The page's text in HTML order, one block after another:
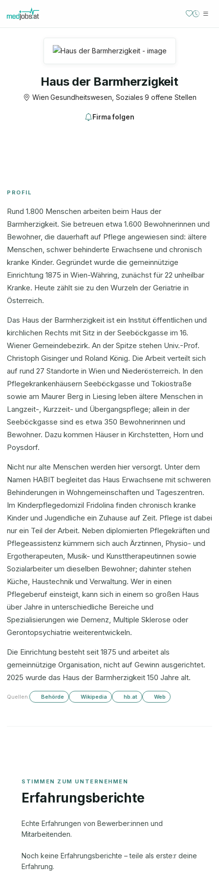
Haus der Barmherzigkeit
Wien·Gesundheitswesen, Soziales·9 offene Stellen
Firma folgen
PROFIL
Rund 1.800 Menschen arbeiten beim Haus der
Barmherzigkeit. Sie betreuen etwa 1.600 Bewohnerinnen und
Bewohner, die dauerhaft auf Pflege angewiesen sind: ältere
Menschen, schwer behinderte Erwachsene und chronisch
kranke Kinder. Gegründet wurde die gemeinnützige
Einrichtung 1875 in Wien-Währing, zunächst für 22 unheilbar
Kranke. Heute zählt sie zu den Wurzeln der Geriatrie in
Österreich.
Das Haus der Barmherzigkeit ist ein Institut öffentlichen und
kirchlichen Rechts mit Sitz in der Seeböckgasse im 16.
Wiener Gemeindebezirk. An der Spitze stehen Univ.-Prof.
Christoph Gisinger und Roland König. Die Arbeit verteilt sich
auf rund 27 Standorte in Wien und Niederösterreich. In den
Pflegekrankenhäusern Seeböckgasse und Tokiostraße
sowie am Maurer Berg in Liesing leben ältere Menschen in
Langzeit-, Kurzzeit- und Übergangspflege; allein in der
Seeböckgasse sind es etwa 350 Bewohnerinnen und
Bewohner. Dazu kommen Häuser in Kirchstetten, Horn und
Poysdorf.
Nicht nur alte Menschen werden hier versorgt. Unter dem
Namen HABIT begleitet das Haus Erwachsene mit schweren
Behinderungen in Wohngemeinschaften und Tageszentren.
Im Kinderpflegedomizil Fridolina finden chronisch kranke
Kinder und Jugendliche ein Zuhause auf Zeit. Pflege ist dabei
nur ein Teil der Arbeit. Neben diplomierten Pflegekräften und
Pflegeassistenz kümmern sich auch Ärztinnen, Physio- und
Ergotherapeuten, Musik- und Kunsttherapeutinnen sowie
Sozialarbeiter um dieselben Bewohner; dahinter stehen
Küche, Haustechnik und Verwaltung. Wer in einen
Pflegeberuf einsteigt, kann sich in einem so großen Haus
über Jahre in unterschiedliche Bereiche und
Spezialisierungen wie Demenz, Multiple Sklerose oder
Gerontopsychiatrie weiterentwickeln.
Die Einrichtung besteht seit 1875 und arbeitet als
gemeinnützige Organisation, nicht auf Gewinn ausgerichtet.
2025 wurde das Haus der Barmherzigkeit 150 Jahre alt.
Quellen: Behörde Wikipedia hb.at Web
Erfahrungsberichte
Echte Erfahrungen von Bewerber:innen und
Mitarbeitenden.
Noch keine Erfahrungsberichte – teile als erste:r deine
Erfahrung.